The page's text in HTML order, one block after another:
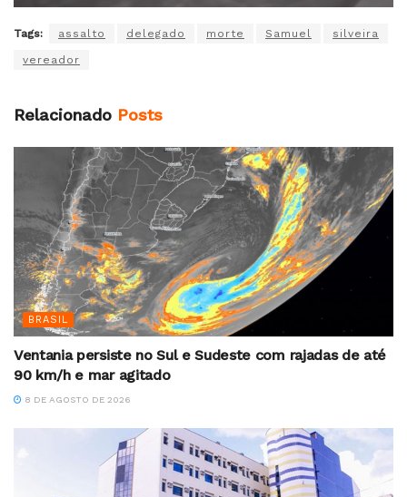
Tags: assalto delegado morte Samuel silveira
vereador
Relacionado Posts
BRASIL
Ventania persiste no Sul e Sudeste com rajadas de até
90 km/h e mar agitado
8 DE AGOSTO DE 2026